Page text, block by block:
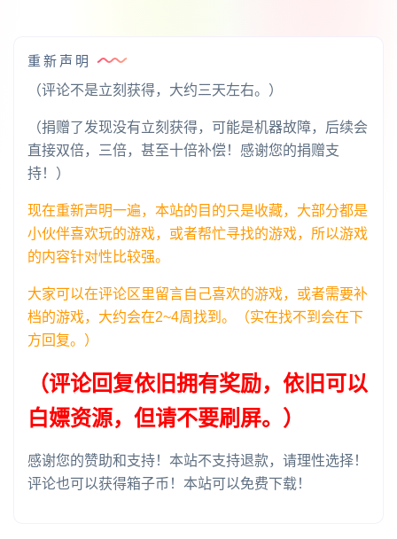
重新声明
（评论不是立刻获得，大约三天左右。）
（捐赠了发现没有立刻获得，可能是机器故障，后续会
直接双倍，三倍，甚至十倍补偿！感谢您的捐赠支
持！）
现在重新声明一遍，本站的目的只是收藏，大部分都是
小伙伴喜欢玩的游戏，或者帮忙寻找的游戏，所以游戏
的内容针对性比较强。
大家可以在评论区里留言自己喜欢的游戏，或者需要补
档的游戏，大约会在2~4周找到。（实在找不到会在下
方回复。）
（评论回复依旧拥有奖励，依旧可以
白嫖资源，但请不要刷屏。）
感谢您的赞助和支持！本站不支持退款，请理性选择！
评论也可以获得箱子币！本站可以免费下载！